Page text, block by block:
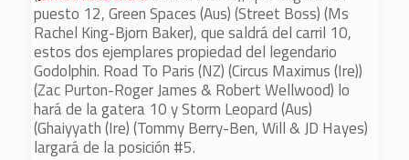
puesto 12, Green Spaces (Aus) (Street Boss) (Ms
Rachel King-Bjorn Baker), que saldrá del carril 10,
estos dos ejemplares propiedad del legendario
Godolphin. Road To Paris (NZ) (Circus Maximus (Ire))
(Zac Purton-Roger James & Robert Wellwood) lo
hará de la gatera 10 y Storm Leopard (Aus)
(Ghaiyyath (Ire) (Tommy Berry-Ben, Will & JD Hayes)
largará de la posición #5.